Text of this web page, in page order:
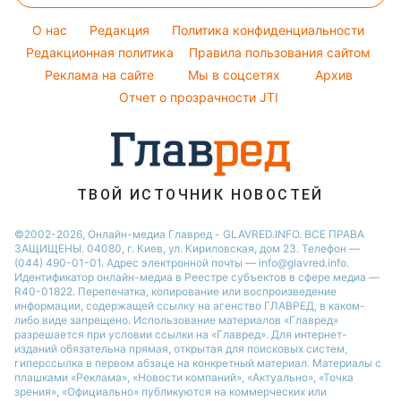
Новости Сум
Новости Черкассы
Новости Ровно
Виталий Козловский
Потап
София Ротару
Ольга Сумская
Красивый маникюр
Народные приметы
Все о шоу-бизнесе
Простые блюда
Легкие десерты
Напитки
Праздничное меню
O нас Редакция
Политика конфиденциальности
Редакционная политика
Правила пользования сайтом
Реклама на сайте
Мы в соцсетях
Архив
Отчет о прозрачности JTI
ТВОЙ ИСТОЧНИК НОВОСТЕЙ
©2002-2026, Онлайн-медиа Главред - GLAVRED.INFO. ВСЕ ПРАВА
ЗАЩИЩЕНЫ. 04080, г. Киев, ул. Кириловская, дом 23. Телефон —
(044) 490-01-01. Адрес электронной почты — info@glavred.info.
Идентификатор онлайн-медиа в Реестре cубъектов в сфере медиа —
R40-01822. Перепечатка, копирование или воспроизведение
информации, содержащей ссылку на агенство ГЛАВРЕД, в каком-
либо виде запрещено. Использование материалов «Главред»
разрешается при условии ссылки на «Главред». Для интернет-
изданий обязательна прямая, открытая для поисковых систем,
гиперссылка в первом абзаце на конкретный материал. Материалы с
плашками «Реклама», «Новости компаний», «Актуально», «Точка
зрения», «Официально» публикуются на коммерческих или